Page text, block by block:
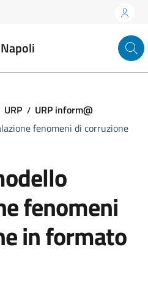
URP
URP inform@
fenomeni di corruzione
fenomeni
in formato